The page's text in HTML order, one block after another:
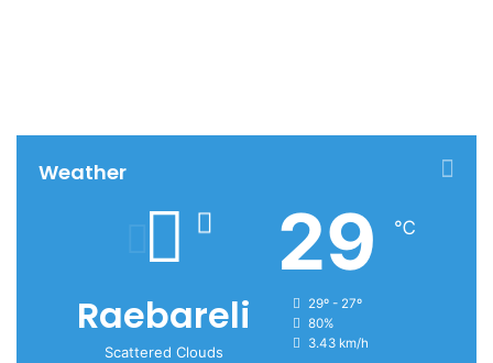
Weather
Raebareli
Scattered Clouds
29 ℃
29º - 27º
80%
3.43 km/h